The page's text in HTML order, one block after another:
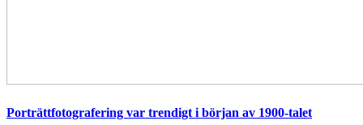
Porträttfotografering var trendigt i början av 1900-talet